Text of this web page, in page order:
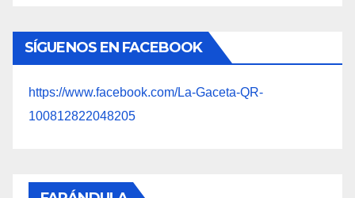
SÍGUENOS EN FACEBOOK
https://www.facebook.com/La-Gaceta-QR-
100812822048205